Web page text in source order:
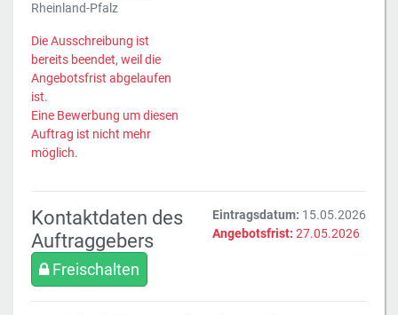
Rheinland-Pfalz
Die Ausschreibung ist
bereits beendet, weil die
Angebotsfrist abgelaufen
ist.
Eine Bewerbung um diesen
Auftrag ist nicht mehr
möglich.
Kontaktdaten des
Auftraggebers
Freischalten
Eintragsdatum: 15.05.2026
Angebotsfrist: 27.05.2026